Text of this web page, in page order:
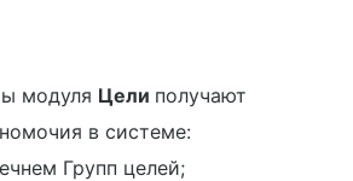
модуля Цели получают
в системе:
Групп целей;